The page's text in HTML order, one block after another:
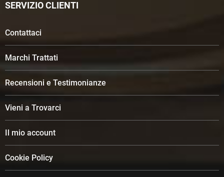
SERVIZIO CLIENTI
Contattaci
Marchi Trattati
Recensioni e Testimonianze
Vieni a Trovarci
Il mio account
Cookie Policy